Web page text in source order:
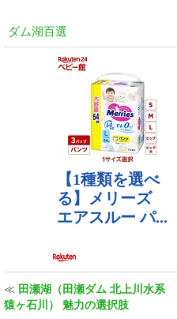
ダム湖百選
≪ 田瀬湖（田瀬ダム 北上川水系
猿ヶ石川） 魅力の選択肢